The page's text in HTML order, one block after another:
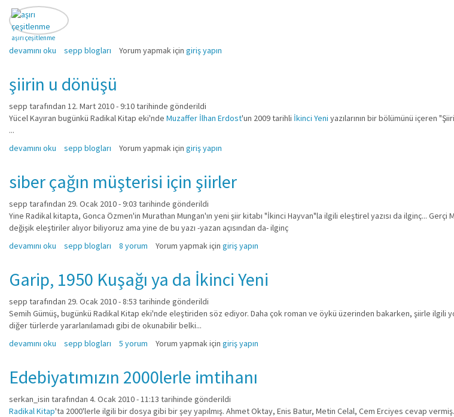
aşırı çeşitlenme
bir adım ileri iki adım geri hakkında
devamını oku sepp blogları Yorum yapmak için giriş yapın
şiirin u dönüşü
sepp tarafından 12. Mart 2010 - 9:10 tarihinde gönderildi
Yücel Kayıran bugünkü Radikal Kitap eki'nde Muzaffer İlhan Erdost'un 2009 tarihli İkinci Yeni yazılarının bir bölümünü içeren
...
şiirin u dönüşü hakkında
devamını oku sepp blogları Yorum yapmak için giriş yapın
siber çağın müşterisi için şiirler
sepp tarafından 29. Ocak 2010 - 9:03 tarihinde gönderildi
Yine Radikal kitapta, Gonca Özmen'in Murathan Mungan'ın yeni şiir kitabı "İkinci Hayvan"la ilgili eleştirel yazısı da ilginç... Gerçi
değişik eleştiriler alıyor biliyoruz ama yine de bu yazı -yazan açısından da- ilginç
siber çağın müşterisi için şiirler hakkında
devamını oku sepp blogları 8 yorum Yorum yapmak için giriş yapın
Garip, 1950 Kuşağı ya da İkinci Yeni
sepp tarafından 29. Ocak 2010 - 8:53 tarihinde gönderildi
Semih Gümüş, bugünkü Radikal Kitap eki'nde eleştiriden söz ediyor. Daha çok roman ve öykü üzerinden bakarken, şiirle ilgili
diğer türlerde yararlanılamadı gibi de okunabilir belki...
Garip, 1950 Kuşağı ya da İkinci Yeni hakkında
devamını oku sepp blogları 5 yorum Yorum yapmak için giriş yapın
Edebiyatımızın 2000lerle imtihanı
serkan_isin tarafından 4. Ocak 2010 - 11:13 tarihinde gönderildi
Radikal Kitap'ta 2000'lerle ilgili bir dosya gibi bir şey yapılmış. Ahmet Oktay, Enis Batur, Metin Celal, Cem Erciyes cevap